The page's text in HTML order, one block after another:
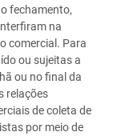
fechamento,
na
comercial. Para
ou sujeitas a
ou no final da
relações
de coleta de
por meio de